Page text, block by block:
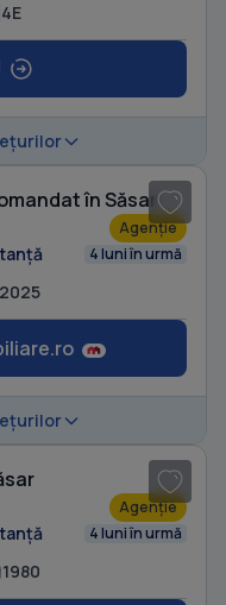
4E
în Săsar
Agenție
4 luni în urmă
2025
Agenție
4 luni în urmă
1980